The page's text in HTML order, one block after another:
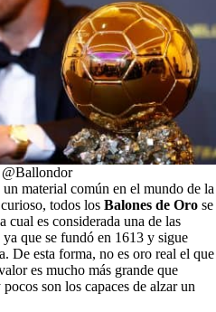
@Ballondor
material común en el mundo de la
todos los Balones de Oro se
es considerada una de las
que se fundó en 1613 y sigue
De esta forma, no es oro real el que
es mucho más grande que
son los capaces de alzar un